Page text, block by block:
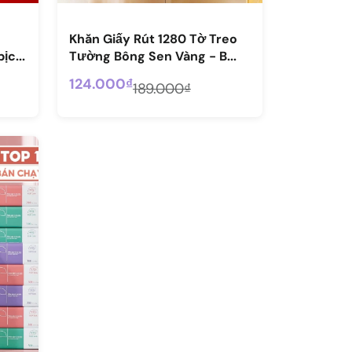
Khăn Giấy Rút 1280 Tờ Treo
Tường Bông Sen Vàng - B...
124.000₫189.000₫